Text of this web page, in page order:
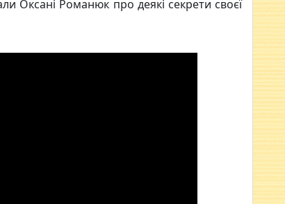
Оксані Романюк про деякі секрети своєї